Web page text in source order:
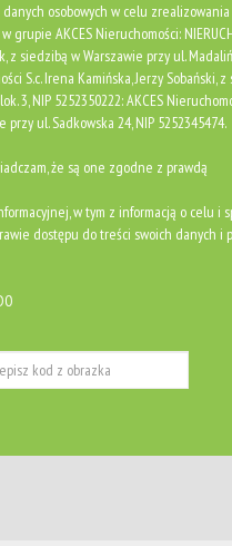
osobowych w celu
AKCES Nieruchomości:
z siedzibą w Warszawie przy ul.
S.c. Irena Kamińska, Jerzy Sobański,
3, NIP 5252350222: AKCES
ul. Sadkowska 24, NIP 5252345474.
że są one zgodne z prawdą
w tym z informacją o celu i
dostępu do treści swoich danych i